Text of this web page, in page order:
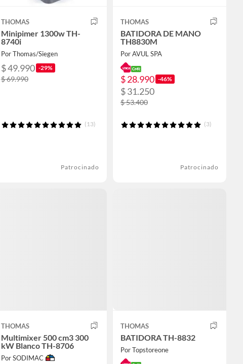
THOMAS
Minipimer 1300w TH-
8740i
Por Thomas/Siegen
$ 49.990 -29%
$ 69.990
(13)
Patrocinado
THOMAS
BATIDORA DE MANO
TH8830M
Por AVUL SPA
$ 28.990 -46%
$ 31.250
$ 53.400
(3)
Patrocinado
THOMAS
Multimixer 500 cm3 300
kW Blanco TH-8706
Por SODIMAC
THOMAS
BATIDORA TH-8832
Por Topstoreone